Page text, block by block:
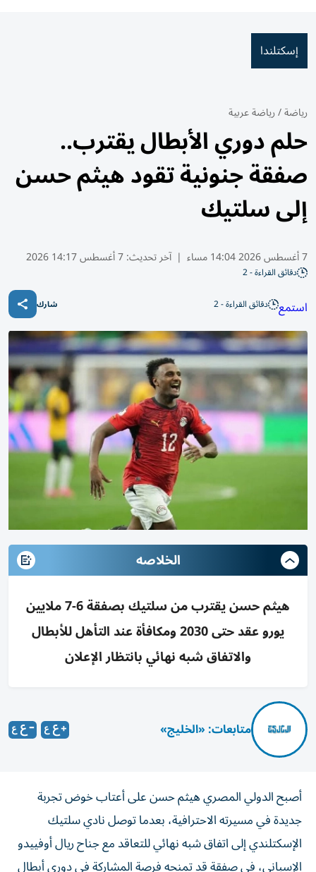
إسكتلندا
رياضة/رياضة عربية
حلم دوري الأبطال يقترب..
صفقة جنونية تقود هيثم حسن
إلى سلتيك
7 أغسطس 2026 14:04 مساء | آخر تحديث:7 أغسطس 14:17 2026
دقائق القراءة - 2
استمع دقائق القراءة - 2 شارك
الخلاصه
هيثم حسن يقترب من سلتيك بصفقة 6-7 ملايين
يورو عقد حتى 2030 ومكافأة عند التأهل للأبطال
والاتفاق شبه نهائي بانتظار الإعلان
متابعات: «الخليج»
أصبح الدولي المصري هيثم حسن على أعتاب خوض تجربة
جديدة في مسيرته الاحترافية، بعدما توصل نادي سلتيك
الإسكتلندي إلى اتفاق شبه نهائي للتعاقد مع جناح ريال أوفييدو